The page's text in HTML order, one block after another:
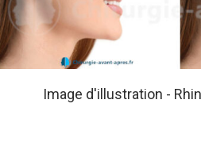
Image d'illustration -